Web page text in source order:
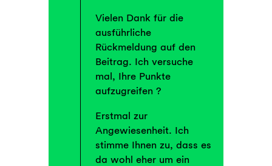
Vielen Dank für die
ausführliche
Rückmeldung auf den
Beitrag. Ich versuche
mal, Ihre Punkte
aufzugreifen ?
Erstmal zur
Angewiesenheit. Ich
stimme Ihnen zu, dass es
da wohl eher um ein